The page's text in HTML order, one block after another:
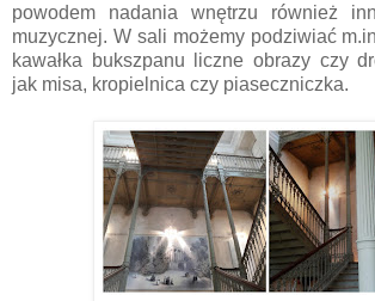
powodem nadania wnętrzu również
muzycznej. W sali możemy podziwiać
kawałka bukszpanu liczne obrazy czy
jak misa, kropielnica czy piaseczniczka.